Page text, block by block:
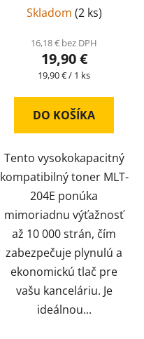
Skladom (2 ks)
16,18 € bez DPH
19,90 €
Jednotková
19,90 € / 1 ks
DO KOŠÍKA
Tento vysokokapacitný
kompatibilný toner MLT-
204E ponúka
mimoriadnu výťažnosť
až 10 000 strán, čím
zabezpečuje plynulú a
ekonomickú tlač pre
vašu kanceláriu. Je
ideálnou...